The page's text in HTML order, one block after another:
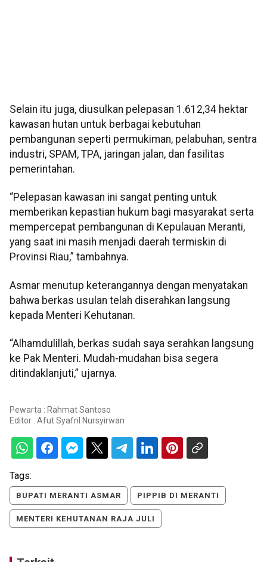
Selain itu juga, diusulkan pelepasan 1.612,34 hektar
kawasan hutan untuk berbagai kebutuhan
pembangunan seperti permukiman, pelabuhan, sentra
industri, SPAM, TPA, jaringan jalan, dan fasilitas
pemerintahan.
“Pelepasan kawasan ini sangat penting untuk
memberikan kepastian hukum bagi masyarakat serta
mempercepat pembangunan di Kepulauan Meranti,
yang saat ini masih menjadi daerah termiskin di
Provinsi Riau,” tambahnya.
Asmar menutup keterangannya dengan menyatakan
bahwa berkas usulan telah diserahkan langsung
kepada Menteri Kehutanan.
“Alhamdulillah, berkas sudah saya serahkan langsung
ke Pak Menteri. Mudah-mudahan bisa segera
ditindaklanjuti,” ujarnya.
Pewarta : Rahmat Santoso
Editor : Afut Syafril Nursyirwan
Tags:
BUPATI MERANTI ASMAR PIPPIB DI MERANTI
MENTERI KEHUTANAN RAJA JULI